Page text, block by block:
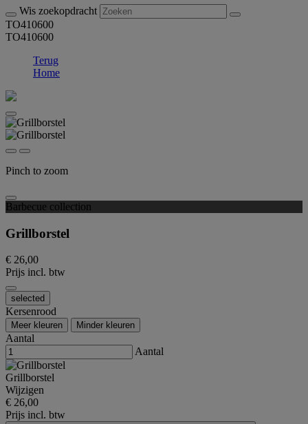
Wis zoekopdracht
TO410600
TO410600
Terug
Home
Pinch to zoom
Barbecue collection
Grillborstel
€ 26,00
Prijs incl. btw
selected
Kersenrood
Meer kleuren Minder kleuren
Aantal
Aantal
Grillborstel
Wijzigen
€ 26,00
Prijs incl. btw